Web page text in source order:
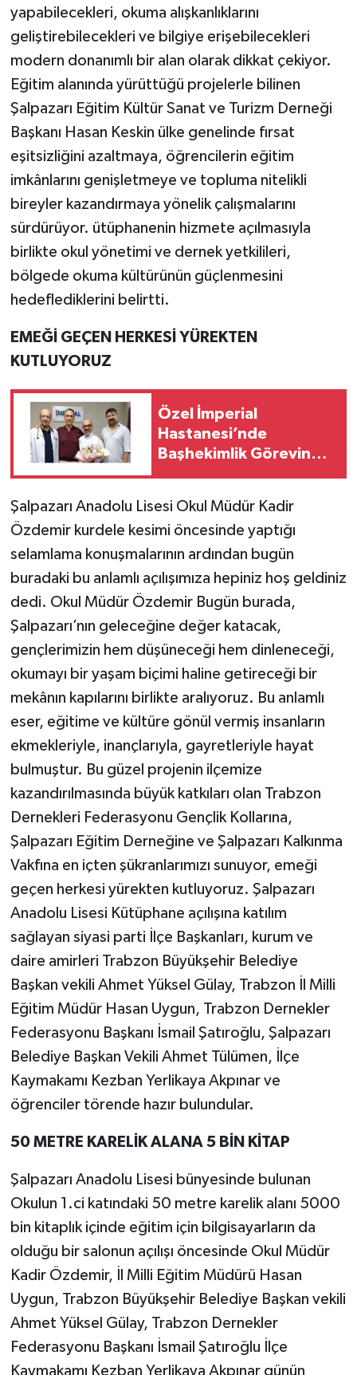
yapabilecekleri, okuma alışkanlıklarını
geliştirebilecekleri ve bilgiye erişebilecekleri
modern donanımlı bir alan olarak dikkat çekiyor.
Eğitim alanında yürüttüğü projelerle bilinen
Şalpazarı Eğitim Kültür Sanat ve Turizm Derneği
Başkanı Hasan Keskin ülke genelinde fırsat
eşitsizliğini azaltmaya, öğrencilerin eğitim
imkânlarını genişletmeye ve topluma nitelikli
bireyler kazandırmaya yönelik çalışmalarını
sürdürüyor. ütüphanenin hizmete açılmasıyla
birlikte okul yönetimi ve dernek yetkilileri,
bölgede okuma kültürünün güçlenmesini
hedeflediklerini belirtti.
EMEĞİ GEÇEN HERKESİ YÜREKTEN
KUTLUYORUZ
Özel İmperial
Hastanesi’nde
Başhekimlik Görevinde
Şalpazarı Anadolu Lisesi Okul Müdür Kadir
Özdemir kurdele kesimi öncesinde yaptığı
selamlama konuşmalarının ardından bugün
buradaki bu anlamlı açılışımıza hepiniz hoş geldiniz
dedi. Okul Müdür Özdemir Bugün burada,
Şalpazarı’nın geleceğine değer katacak,
gençlerimizin hem düşüneceği hem dinleneceği,
okumayı bir yaşam biçimi haline getireceği bir
mekânın kapılarını birlikte aralıyoruz. Bu anlamlı
eser, eğitime ve kültüre gönül vermiş insanların
ekmekleriyle, inançlarıyla, gayretleriyle hayat
bulmuştur. Bu güzel projenin ilçemize
kazandırılmasında büyük katkıları olan Trabzon
Dernekleri Federasyonu Gençlik Kollarına,
Şalpazarı Eğitim Derneğine ve Şalpazarı Kalkınma
Vakfına en içten şükranlarımızı sunuyor, emeği
geçen herkesi yürekten kutluyoruz. Şalpazarı
Anadolu Lisesi Kütüphane açılışına katılım
sağlayan siyasi parti İlçe Başkanları, kurum ve
daire amirleri Trabzon Büyükşehir Belediye
Başkan vekili Ahmet Yüksel Gülay, Trabzon İl Milli
Eğitim Müdür Hasan Uygun, Trabzon Dernekler
Federasyonu Başkanı İsmail Şatıroğlu, Şalpazarı
Belediye Başkan Vekili Ahmet Tülümen, İlçe
Kaymakamı Kezban Yerlikaya Akpınar ve
öğrenciler törende hazır bulundular.
50 METRE KARELİK ALANA 5 BİN KİTAP
Şalpazarı Anadolu Lisesi bünyesinde bulunan
Okulun 1.ci katındaki 50 metre karelik alanı 5000
bin kitaplık içinde eğitim için bilgisayarların da
olduğu bir salonun açılışı öncesinde Okul Müdür
Kadir Özdemir, İl Milli Eğitim Müdürü Hasan
Uygun, Trabzon Büyükşehir Belediye Başkan vekili
Ahmet Yüksel Gülay, Trabzon Dernekler
Federasyonu Başkanı İsmail Şatıroğlu İlçe
Kaymakamı Kezban Yerlikaya Akpınar günün